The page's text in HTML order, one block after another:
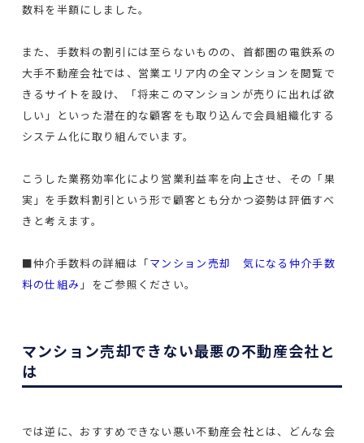
数料を半額にしました。
また、手数料の割引には至らないものの、首都圏の電鉄系の
大手不動産会社では、営業エリア内の全マンションを閲覧で
きるサイトを設け、「将来このマンションが売りに出れば欲
しい」といった潜在的な顧客をも取り込んで会員組織化する
システム化に取り組んでいます。
こうした業務効率化により営業利益率を向上させ、その「果
実」を手数料割引という形で顧客とも分かつ姿勢は評価すべ
きと考えます。
■仲介手数料の詳細は「マンション売却 気になる仲介手数
料の仕組み 」をご参照ください。
マンション売却できない最悪の不動産会社と
は
では逆に、おすすめできない悪い不動産会社とは、どんな会